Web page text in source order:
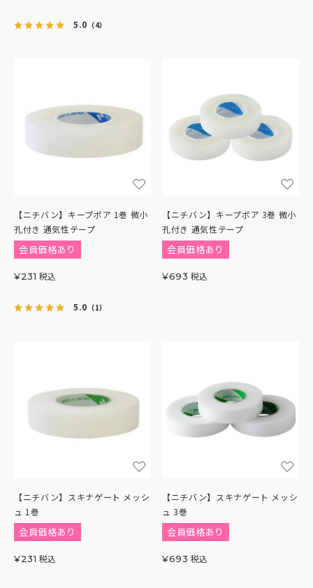
5.0 （4）
【ニチバン】キープポア 1巻 微小
孔付き 通気性テープ
会員価格あり
¥231 税込
5.0 （1）
【ニチバン】キープポア 3巻 微小
孔付き 通気性テープ
会員価格あり
¥693 税込
【ニチバン】スキナゲート メッシ
ュ 1巻
会員価格あり
¥231 税込
【ニチバン】スキナゲート メッシ
ュ 3巻
会員価格あり
¥693 税込